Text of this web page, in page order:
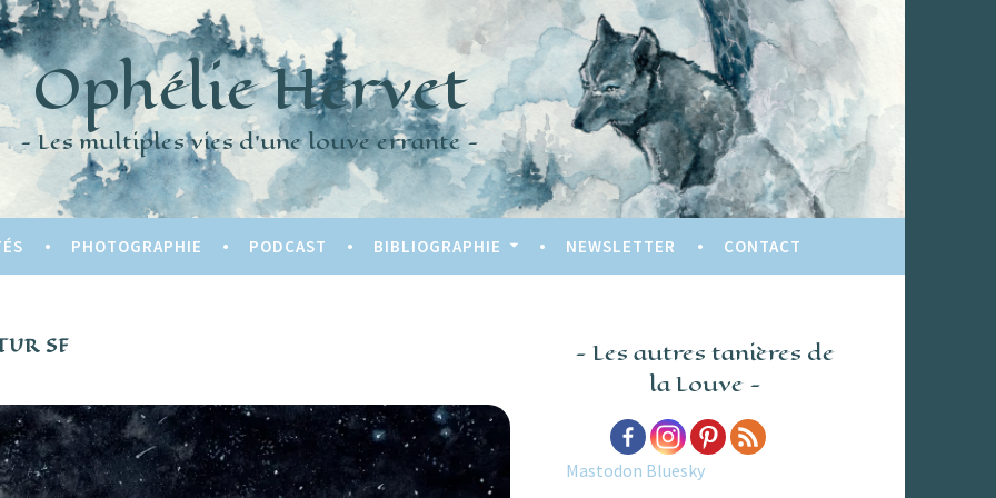
Ophélie Hervet
Les multiples vies d'une louve errante
PHOTOGRAPHIE PODCAST BIBLIOGRAPHIE NEWSLETTER CONTACT
SF
Les autres tanières de
la Louve
Mastodon Bluesky